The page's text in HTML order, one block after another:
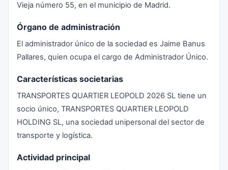
Vieja número 55, en el municipio de Madrid.
Órgano de administración
El administrador único de la sociedad es Jaime Banus
Pallares, quien ocupa el cargo de Administrador Único.
Características societarias
TRANSPORTES QUARTIER LEOPOLD 2026 SL tiene un
socio único, TRANSPORTES QUARTIER LEOPOLD
HOLDING SL, una sociedad unipersonal del sector de
transporte y logística.
Actividad principal